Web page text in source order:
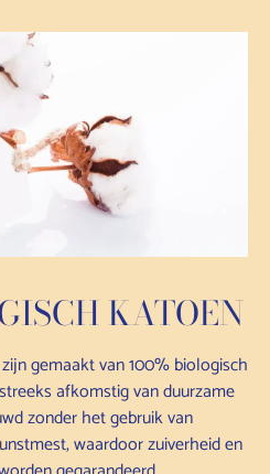
KATOEN
gemaakt van 100% biologisch
afkomstig van duurzame
zonder het gebruik van
waardoor zuiverheid en